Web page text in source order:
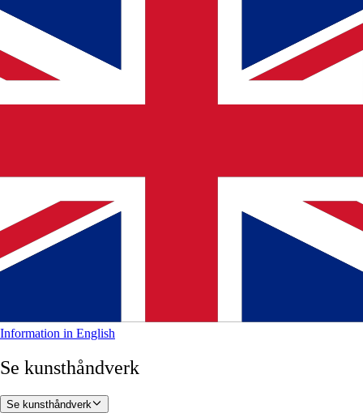
Information in English
Se kunsthåndverk
Se kunsthåndverk